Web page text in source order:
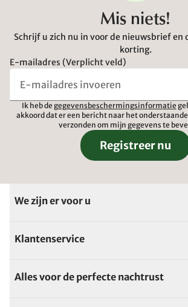
Mis niets!
Schrijf u zich nu in voor de nieuwsbrief en
korting.
E-mailadres (Verplicht veld)
Ik heb de gegevensbeschermingsinformatie
akkoord dat er een bericht naar het
verzonden om mijn gegevens te
Registreer nu
We zijn er voor u
Klantenservice
Alles voor de perfecte nachtrust